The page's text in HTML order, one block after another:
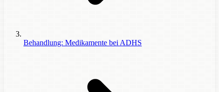
Behandlung: Medikamente bei ADHS